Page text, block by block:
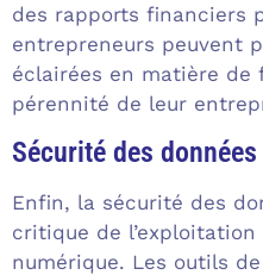
des rapports financiers
entrepreneurs peuvent
éclairées en matière de
pérennité de leur
Sécurité des données
Enfin, la sécurité des
critique de l’exploitation
numérique. Les outils